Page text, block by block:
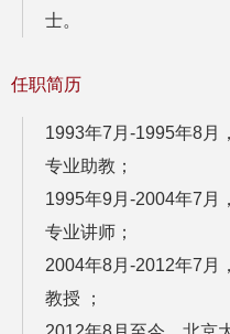
士。
任职简历
1993年7月-1995年8月
专业助教；
1995年9月-2004年7月
专业讲师；
2004年8月-2012年7月
教授 ；